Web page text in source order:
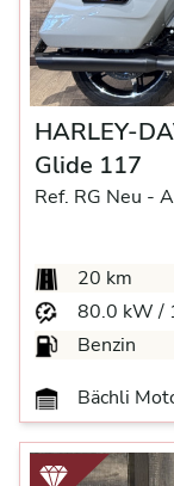
HARLEY-
Glide 117
Ref. RG Neu -
20 km
80.0 kW /
Benzin
Bächli